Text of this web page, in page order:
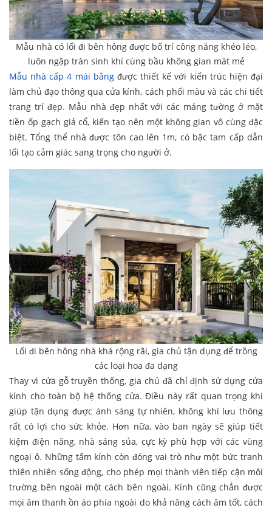
Mẫu nhà có lối đi bên hông được bố trí công năng khéo léo,
luôn ngập tràn sinh khí cùng bầu không gian mát mẻ
Mẫu nhà cấp 4 mái bằngđược thiết kế với kiến trúc hiện đại
làm chủ đạo thông qua cửa kính, cách phối màu và các chi tiết
trang trí đẹp. Mẫu nhà đẹp nhất với các mảng tường ở mặt
tiền ốp gạch giả cổ, kiến tạo nên một không gian vô cùng đặc
biệt. Tổng thể nhà được tôn cao lên 1m, có bậc tam cấp dẫn
lối tạo cảm giác sang trọng cho người ở.
Lối đi bên hông nhà khá rộng rãi, gia chủ tận dụng để trồng
các loại hoa đa dạng
Thay vì cửa gỗ truyền thống, gia chủ đã chỉ định sử dụng cửa
kính cho toàn bộ hệ thống cửa. Điều này rất quan trọng khi
giúp tận dụng được ánh sáng tự nhiên, không khí lưu thông
rất có lợi cho sức khỏe. Hơn nữa, vào ban ngày sẽ giúp tiết
kiệm điện năng, nhà sáng sủa, cực kỳ phù hợp với các vùng
ngoại ô. Những tấm kính còn đóng vai trò như một bức tranh
thiên nhiên sống động, cho phép mọi thành viên tiếp cận môi
trường bên ngoài một cách bên ngoài. Kính cũng chắn được
mọi âm thanh ồn áo phía ngoài do khả năng cách âm tốt, cách